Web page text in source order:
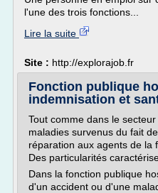
l'une des trois fonctions...
Lire la suite
Site : http://explorajob.fr
Fonction publique
indemnisation et
Tout comme dans le
maladies survenus du fait
réparation aux agents de la
Des particularités
Dans la fonction publique
d'un accident ou d'une